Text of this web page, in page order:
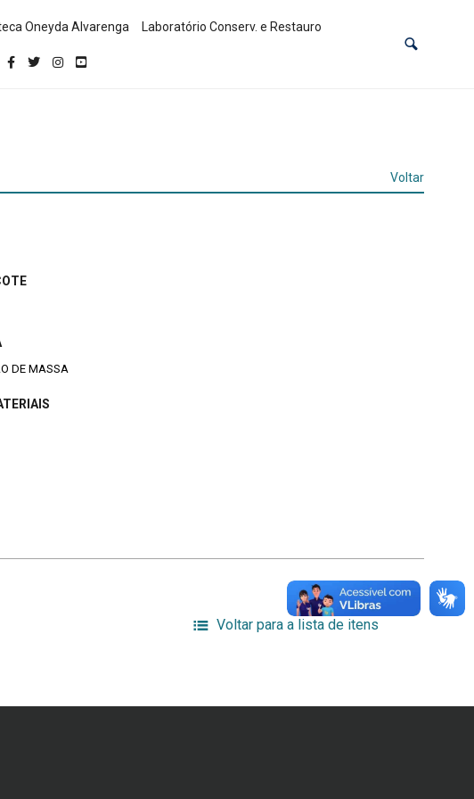
Oneyda Alvarenga Laboratório Conserv. e Restauro
Voltar
DE MASSA
Voltar para a lista de itens